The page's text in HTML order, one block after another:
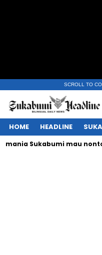
SCROLL TO
HOME HEADLINE
Sukabumi mau nonton?